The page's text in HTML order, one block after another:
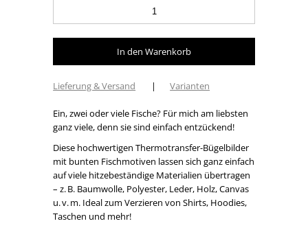
Lieferung & Versand | Varianten
Ein, zwei oder viele Fische? Für mich am liebsten
ganz viele, denn sie sind einfach entzückend!
Diese hochwertigen Thermotransfer-Bügelbilder
mit bunten Fischmotiven lassen sich ganz einfach
auf viele hitzebeständige Materialien übertragen
– z. B. Baumwolle, Polyester, Leder, Holz, Canvas
u. v. m. Ideal zum Verzieren von Shirts, Hoodies,
Taschen und mehr!